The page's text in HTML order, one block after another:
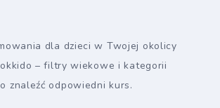
dla dzieci w Twojej okolicy
– filtry wiekowe i kategorii
znaleźć odpowiedni kurs.